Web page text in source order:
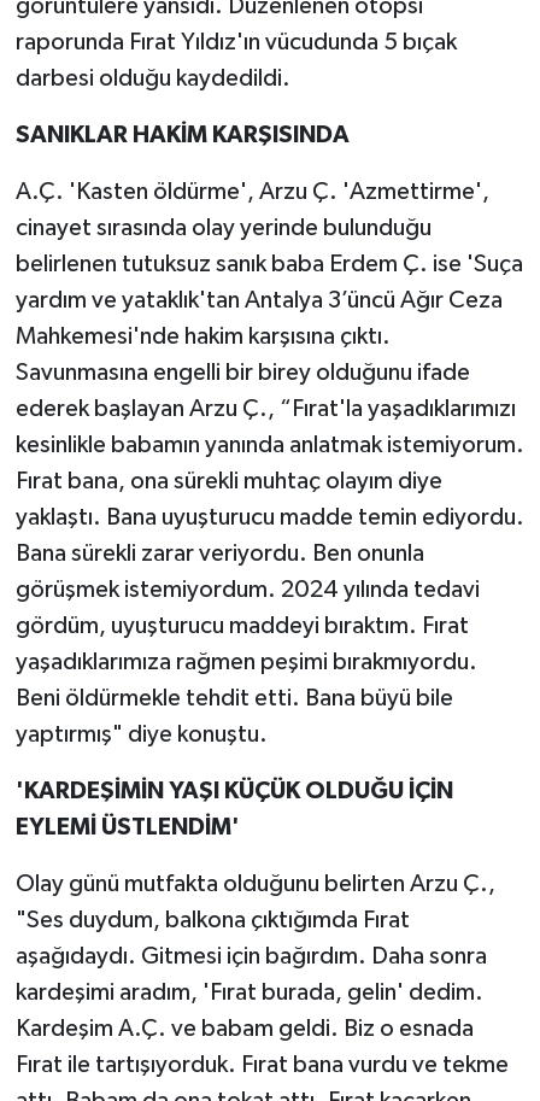
görüntülere yansıdı. Düzenlenen otopsi
raporunda Fırat Yıldız'ın vücudunda 5 bıçak
darbesi olduğu kaydedildi.
SANIKLAR HAKİM KARŞISINDA
A.Ç. 'Kasten öldürme', Arzu Ç. 'Azmettirme',
cinayet sırasında olay yerinde bulunduğu
belirlenen tutuksuz sanık baba Erdem Ç. ise 'Suça
yardım ve yataklık'tan Antalya 3’üncü Ağır Ceza
Mahkemesi'nde hakim karşısına çıktı.
Savunmasına engelli bir birey olduğunu ifade
ederek başlayan Arzu Ç., “Fırat'la yaşadıklarımızı
kesinlikle babamın yanında anlatmak istemiyorum.
Fırat bana, ona sürekli muhtaç olayım diye
yaklaştı. Bana uyuşturucu madde temin ediyordu.
Bana sürekli zarar veriyordu. Ben onunla
görüşmek istemiyordum. 2024 yılında tedavi
gördüm, uyuşturucu maddeyi bıraktım. Fırat
yaşadıklarımıza rağmen peşimi bırakmıyordu.
Beni öldürmekle tehdit etti. Bana büyü bile
yaptırmış" diye konuştu.
'KARDEŞİMİN YAŞI KÜÇÜK OLDUĞU İÇİN
EYLEMİ ÜSTLENDİM'
Olay günü mutfakta olduğunu belirten Arzu Ç.,
"Ses duydum, balkona çıktığımda Fırat
aşağıdaydı. Gitmesi için bağırdım. Daha sonra
kardeşimi aradım, 'Fırat burada, gelin' dedim.
Kardeşim A.Ç. ve babam geldi. Biz o esnada
Fırat ile tartışıyorduk. Fırat bana vurdu ve tekme